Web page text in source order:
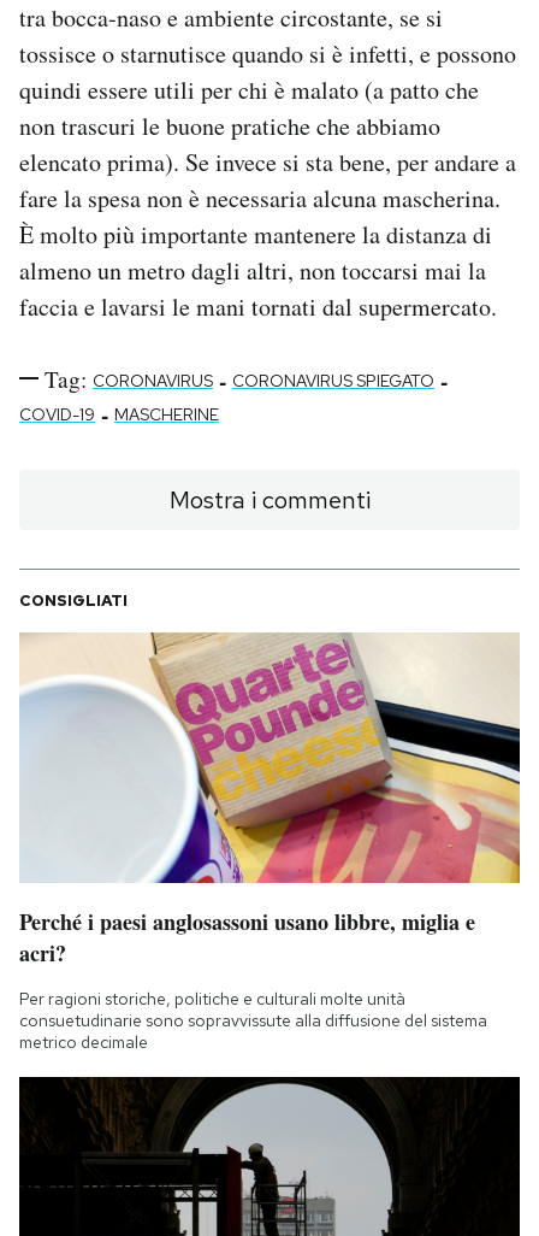
tra bocca-naso e ambiente circostante, se si
tossisce o starnutisce quando si è infetti, e possono
quindi essere utili per chi è malato (a patto che
non trascuri le buone pratiche che abbiamo
elencato prima). Se invece si sta bene, per andare a
fare la spesa non è necessaria alcuna mascherina.
È molto più importante mantenere la distanza di
almeno un metro dagli altri, non toccarsi mai la
faccia e lavarsi le mani tornati dal supermercato.
Tag: CORONAVIRUS - CORONAVIRUS SPIEGATO -
COVID-19 - MASCHERINE
Mostra i commenti
CONSIGLIATI
Perché i paesi anglosassoni usano libbre, miglia e
acri?
Per ragioni storiche, politiche e culturali molte unità
consuetudinarie sono sopravvissute alla diffusione del sistema
metrico decimale